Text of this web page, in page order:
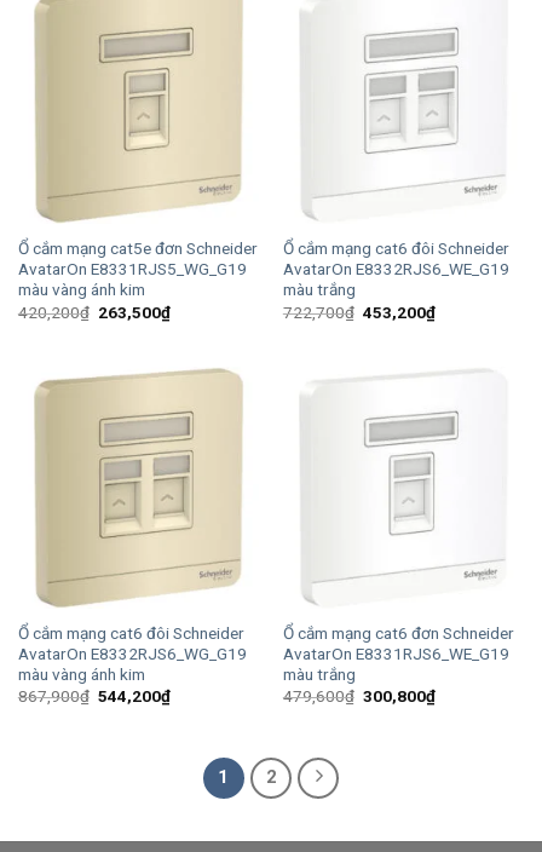
Ổ cắm mạng cat5e đơn Schneider
AvatarOn E8331RJS5_WG_G19
màu vàng ánh kim
420,200₫ Giá
263,500₫Giá
hiện
263,500₫.
Ổ cắm mạng cat6 đôi Schneider
AvatarOn E8332RJS6_WE_G19
màu trắng
722,700₫ Giá
453,200₫Giá
hiện
453,200₫.
Ổ cắm mạng cat6 đôi Schneider
AvatarOn E8332RJS6_WG_G19
màu vàng ánh kim
867,900₫ Giá
544,200₫Giá
hiện
544,200₫.
Ổ cắm mạng cat6 đơn Schneider
AvatarOn E8331RJS6_WE_G19
màu trắng
479,600₫ Giá
300,800₫Giá
hiện
1 2